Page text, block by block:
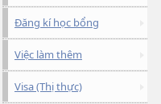
Đăng kí học bổng
Việc làm thêm
Visa (Thị thực)